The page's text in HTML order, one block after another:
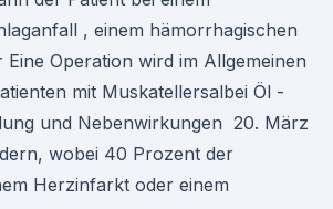
, einem hämorrhagischen
Operation wird im Allgemeinen
mit Muskatellersalbei Öl -
und Nebenwirkungen 20. März
wobei 40 Prozent der
Herzinfarkt oder einem